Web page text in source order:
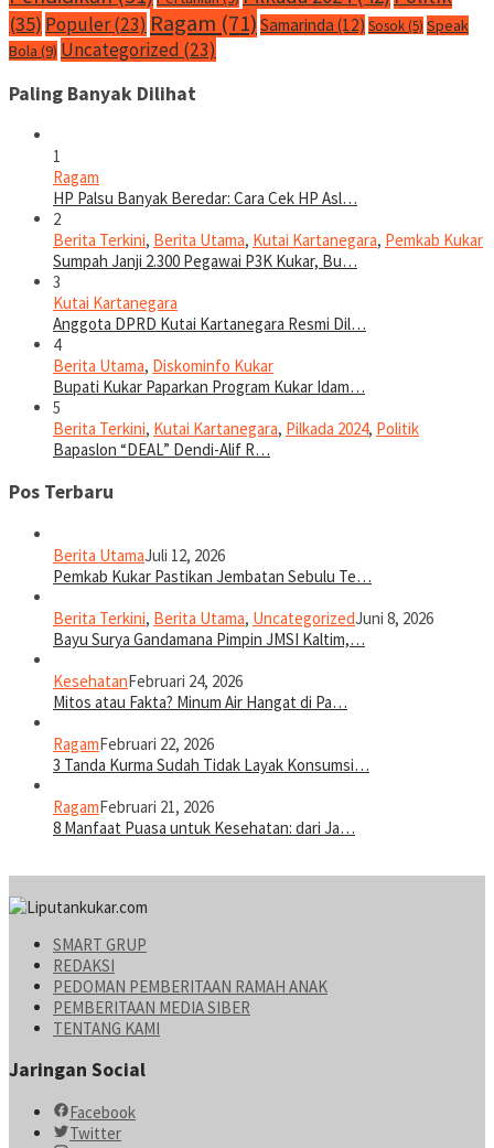
(35) Populer(23) Ragam (71) Samarinda (12) Sosok(5) Speak
Bola (9) Uncategorized (23)
Paling Banyak Dilihat
1
Ragam
HP Palsu Banyak Beredar: Cara Cek HP Asl…
2
Berita Terkini, Berita Utama, Kutai Kartanegara, Pemkab Kukar
Sumpah Janji 2.300 Pegawai P3K Kukar, Bu…
3
Kutai Kartanegara
Anggota DPRD Kutai Kartanegara Resmi Dil…
4
Berita Utama, Diskominfo Kukar
Bupati Kukar Paparkan Program Kukar Idam…
5
Berita Terkini, Kutai Kartanegara, Pilkada 2024, Politik
Bapaslon “DEAL” Dendi-Alif R…
Pos Terbaru
Berita UtamaJuli 12, 2026
Pemkab Kukar Pastikan Jembatan Sebulu Te…
Berita Terkini, Berita Utama, UncategorizedJuni 8, 2026
Bayu Surya Gandamana Pimpin JMSI Kaltim,…
KesehatanFebruari 24, 2026
Mitos atau Fakta? Minum Air Hangat di Pa…
RagamFebruari 22, 2026
3 Tanda Kurma Sudah Tidak Layak Konsumsi…
RagamFebruari 21, 2026
8 Manfaat Puasa untuk Kesehatan: dari Ja…
SMART GRUP
REDAKSI
PEDOMAN PEMBERITAAN RAMAH ANAK
PEMBERITAAN MEDIA SIBER
TENTANG KAMI
Jaringan Social
Facebook
Twitter